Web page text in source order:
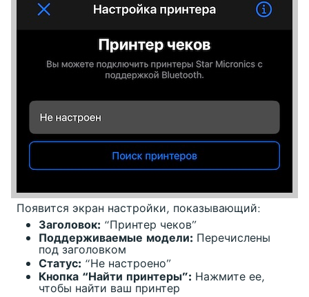
Появится экран настройки, показывающий:
Заголовок: “Принтер чеков”
Поддерживаемые модели: Перечислены
под заголовком
Статус: “Не настроено”
Кнопка “Найти принтеры”: Нажмите ее,
чтобы найти ваш принтер